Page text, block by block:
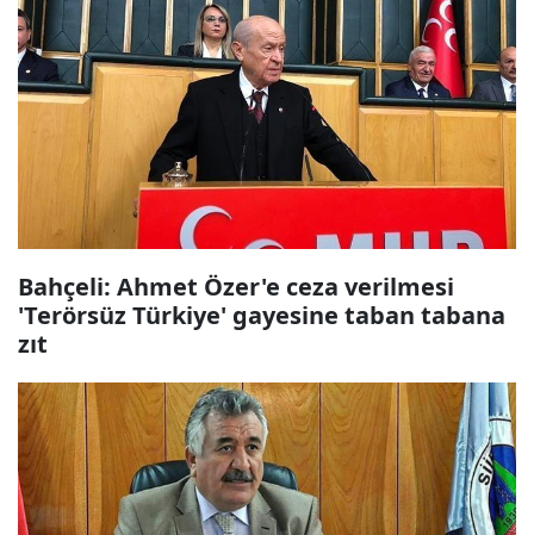
Bahçeli: Ahmet Özer'e ceza verilmesi
'Terörsüz Türkiye' gayesine taban tabana
zıt